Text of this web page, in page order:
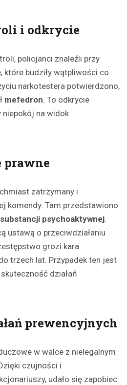
i odkrycie
policjanci znaleźli przy
które budziły wątpliwości co
narkotestera potwierdzono,
mefedron. To odkrycie
niepokój na widok
prawne
zatrzymany i
komendy. Tam przedstawiono
psychoaktywnej.
ustawą o przeciwdziałaniu
grozi kara
trzech lat. Przypadek ten jest
działań
prewencyjnych
w walce z nielegalnym
czujności i
udało się zapobiec